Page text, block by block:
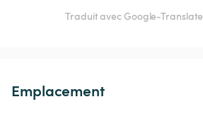
Traduit avec Google-Translate
Emplacement